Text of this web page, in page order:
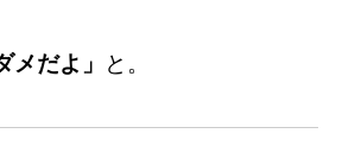
メだよ」 と。